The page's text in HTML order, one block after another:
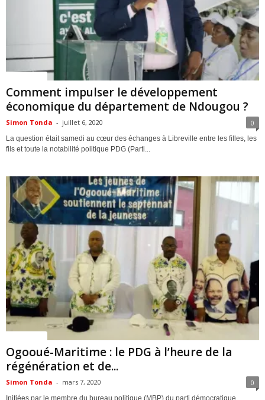
Comment impulser le développement
économique du département de Ndougou ?
Simon Tonda - juillet 6, 2020 0
La question était samedi au cœur des échanges à Libreville entre les filles, les
fils et toute la notabilité politique PDG (Parti...
Ogooué-Maritime : le PDG à l’heure de la
régénération et de...
Simon Tonda - mars 7, 2020 0
Initiées par le membre du bureau politique (MBP) du parti démocratique